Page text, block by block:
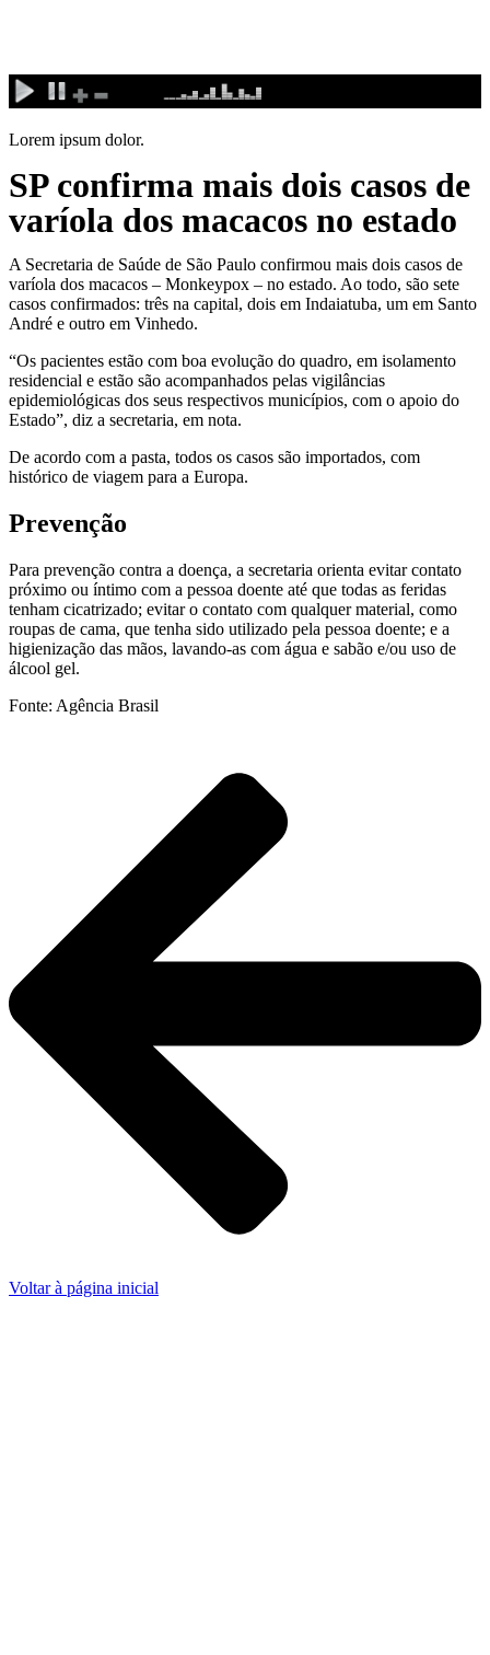
conteúdo
Lorem ipsum dolor.
SP confirma mais dois casos de
varíola dos macacos no estado
A Secretaria de Saúde de São Paulo confirmou mais dois casos de
varíola dos macacos – Monkeypox – no estado. Ao todo, são sete
casos confirmados: três na capital, dois em Indaiatuba, um em Santo
André e outro em Vinhedo.
“Os pacientes estão com boa evolução do quadro, em isolamento
residencial e estão são acompanhados pelas vigilâncias
epidemiológicas dos seus respectivos municípios, com o apoio do
Estado”, diz a secretaria, em nota.
De acordo com a pasta, todos os casos são importados, com
histórico de viagem para a Europa.
Prevenção
Para prevenção contra a doença, a secretaria orienta evitar contato
próximo ou íntimo com a pessoa doente até que todas as feridas
tenham cicatrizado; evitar o contato com qualquer material, como
roupas de cama, que tenha sido utilizado pela pessoa doente; e a
higienização das mãos, lavando-as com água e sabão e/ou uso de
álcool gel.
Fonte: Agência Brasil
Voltar à página inicial